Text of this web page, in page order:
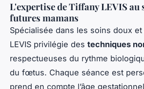
L'expertise de Tiffany LEVIS au
futures mamans
Spécialisée dans les soins doux
LEVIS privilégie des techniques
respectueuses du rythme
du fœtus. Chaque séance est
prend en compte l’âge